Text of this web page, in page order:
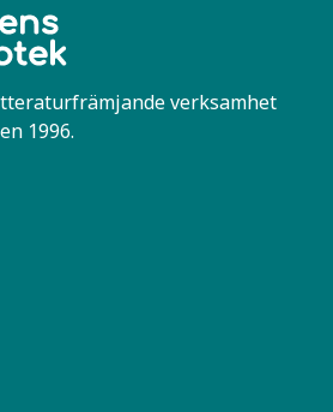
verksamhet
1996.